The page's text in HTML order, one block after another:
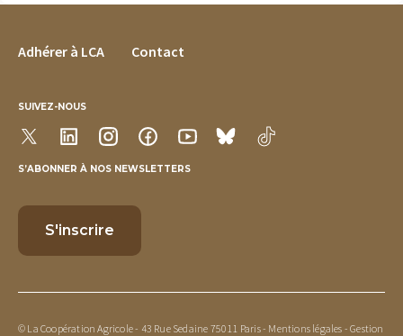
FOOTER MENU
Adhérer à LCA Contact
SUIVEZ-NOUS
S’ABONNER À NOS NEWSLETTERS
© La Coopération Agricole - 43 Rue Sedaine 75011 Paris - Mentions légales -Gestion